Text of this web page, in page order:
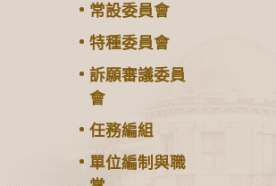
常設委員會
特種委員會
訴願審議委員
會
任務編組
單位編制與職